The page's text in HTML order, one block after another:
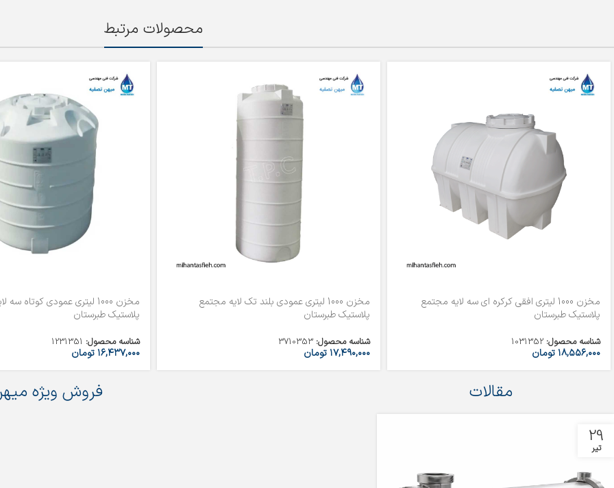
محصولات مرتبط
مخزن 1000 لیتری افقی کرکره ای سه لایه مجتمع
پلاستیک طبرستان
شناسه محصول: 1031352
۱۸,۵۵۶,۰۰۰ تومان
مخزن 1000 لیتری عمودی بلند تک لایه مجتمع
پلاستیک طبرستان
شناسه محصول: 3710353
۱۷,۴۹۰,۰۰۰ تومان
مخزن 1000 لیتری عمودی کوتاه
پلاستیک طبرستان
شناسه محصول: 1231351
۱۶,۴۳۷,۰۰۰ تومان
مقالات
29
تیر
فروش ویژه